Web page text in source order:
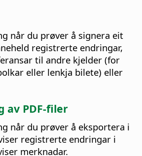
når du prøver å signera eit
registrerte endringar,
til andre kjelder (for
eller lenkja bilete) eller
av PDF-filer
når du prøver å eksportera i
registrerte endringar i
merknadar.